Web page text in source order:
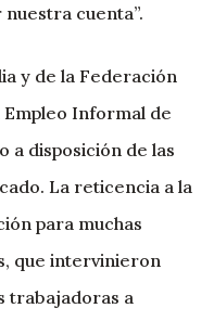
cuenta”.
y de la Federación
Informal de
a disposición de las
La reticencia a la
para muchas
que intervinieron
trabajadoras a